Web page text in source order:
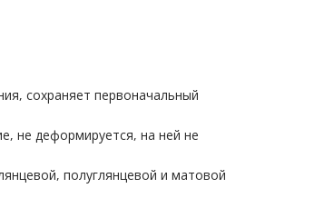
сохраняет первоначальный
не деформируется, на ней не
полуглянцевой и матовой